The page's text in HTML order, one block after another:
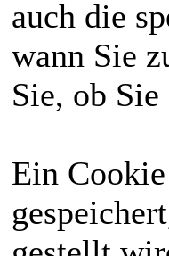
auch die
wann Sie
Sie, ob
Ein